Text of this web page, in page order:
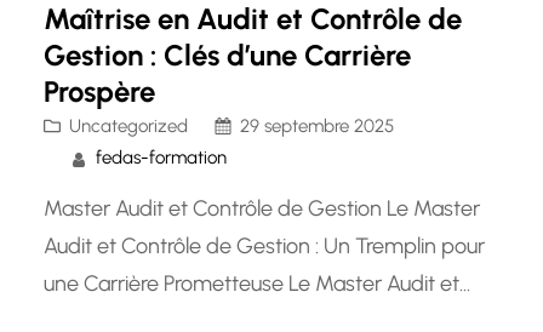
Maîtrise en Audit et Contrôle de
Gestion : Clés d’une Carrière
Prospère
Uncategorized
29 septembre 2025
fedas-formation
Master Audit et Contrôle de Gestion Le Master
Audit et Contrôle de Gestion : Un Tremplin pour
une Carrière Prometteuse Le Master Audit et